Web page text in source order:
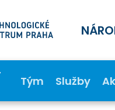
Tým Služby